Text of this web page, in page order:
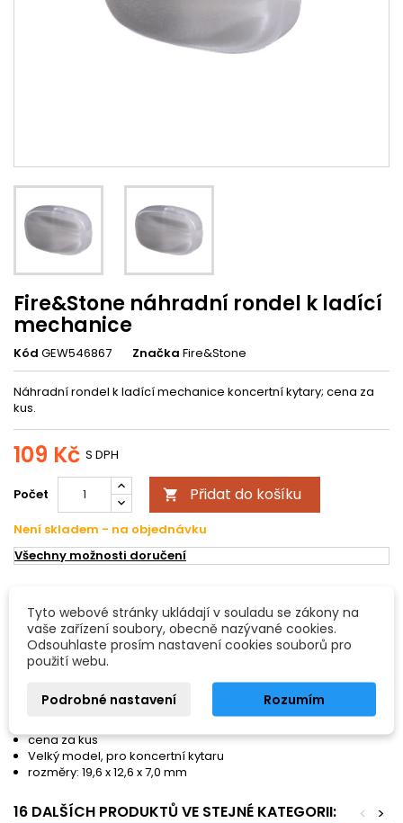
Fire&Stone náhradní rondel k ladící
mechanice
Kód GEW546867 Značka Fire&Stone
Náhradní rondel k ladící mechanice koncertní kytary; cena za
kus.
109 Kč S DPH
Počet  Přidat do košíku
Není skladem - na objednávku
Všechny možnosti doručení
POPIS DETAILY PRODUKTU
Fire&Stone náhradní díl pro mechaniky - rondel k ladící
mechanice pro koncertní kytaru
Náhradní knoflíky pro účely oprav
cena za kus
Velký model, pro koncertní kytaru
rozměry: 19,6 x 12,6 x 7,0 mm
16 DALŠÍCH PRODUKTŮ VE STEJNÉ KATEGORII: >
<
Tyto webové stránky ukládají v souladu se zákony na
vaše zařízení soubory, obecně nazývané cookies.
Odsouhlaste prosím nastavení cookies souborů pro
použití webu.
Podrobné nastavení Rozumím